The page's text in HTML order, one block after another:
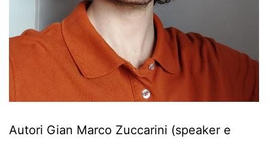
Autori Gian Marco Zuccarini (speaker e